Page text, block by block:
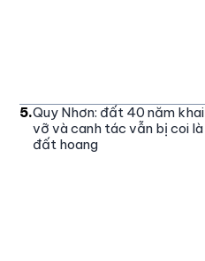
5.Quy Nhơn: đất 40 năm khai
vỡ và canh tác vẫn bị coi là
đất hoang